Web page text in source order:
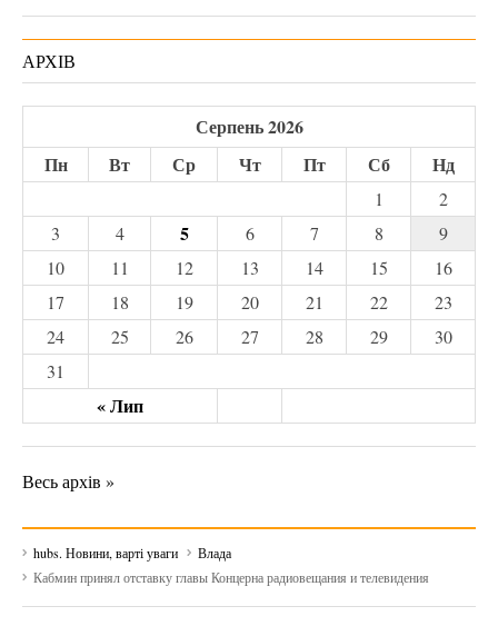
АРХІВ
Серпень 2026
Пн
Вт Ср Чт Пт Сб Нд
« Лип
1
2
3
4 5 6 7 8
9
10
11 12 13 14 15
16
17
18 19 20 21 22
23
24
25 26 27 28 29
30
31
Весь архів »
hubs. Новини, варті уваги
Влада
Кабмин принял отставку главы Концерна радиовещания и телевидения